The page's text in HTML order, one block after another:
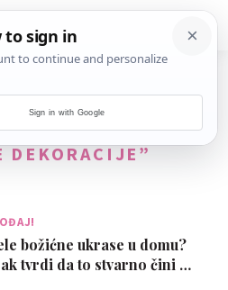
REZULTATA ZA TAG
DEKORACIJE”
božićne ukrase u domu?
tvrdi da to stvarno čini …
Sign in with Google